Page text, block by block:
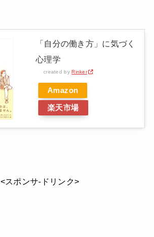
「自分の働き方」に気づく
心理学
created byRinker
Amazon
楽天市場
<スポンサ-ドリンク>